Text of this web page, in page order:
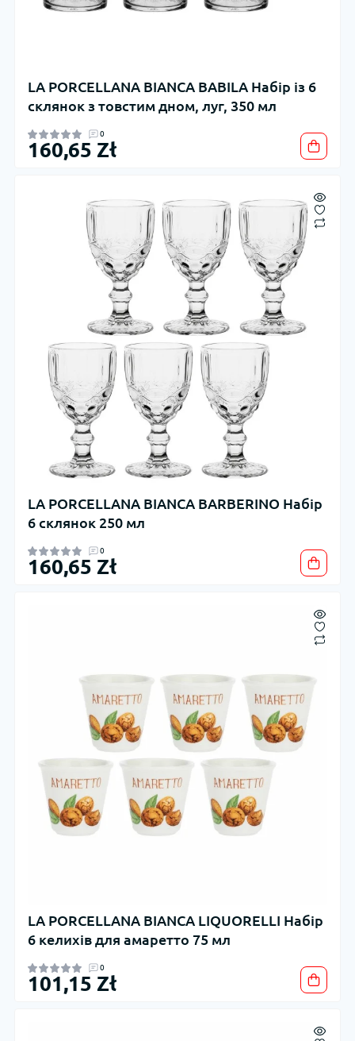
LA PORCELLANA BIANCA BABILA Набір із 6
склянок з товстим дном, луг, 350 мл
0
160,65 Zł
LA PORCELLANA BIANCA BARBERINO Набір
6 склянок 250 мл
0
160,65 Zł
LA PORCELLANA BIANCA LIQUORELLI Набір
6 келихів для амаретто 75 мл
0
101,15 Zł